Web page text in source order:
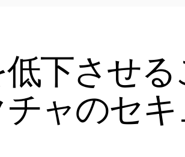
下させる
ャのセ